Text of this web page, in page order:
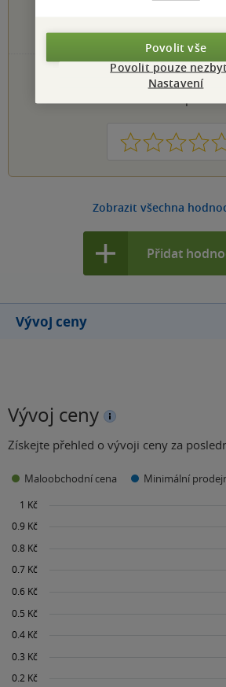
0×
1 hvezdička
PŘIDEJTE SVÉ HODNOCENÍ
1 2 3 4 5
Zobrazit všechna
Přidat
Vývoj ceny
Vývoj ceny
Získejte přehled o vývoji ceny za
Maloobchodní cena Minimální
Povolit vše
Povolit pouze
Nastavení